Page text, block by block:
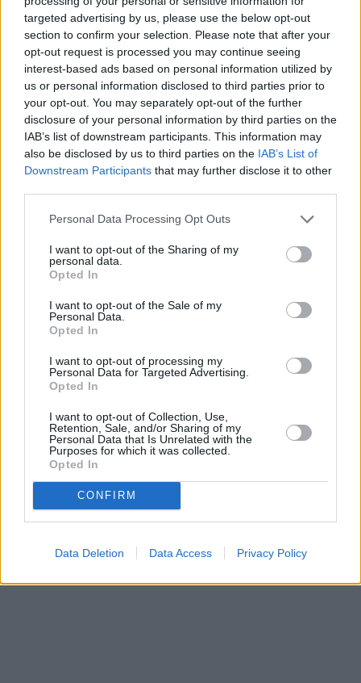
targeted advertising by us, please use the below opt-out
section to confirm your selection. Please note that after your
opt-out request is processed you may continue seeing
interest-based ads based on personal information utilized by
us or personal information disclosed to third parties prior to
your opt-out. You may separately opt-out of the further
disclosure of your personal information by third parties on the
IAB’s list of downstream participants. This information may
also be disclosed by us to third parties on the IAB’s List of
Downstream Participants that may further disclose it to other
Personal Data Processing Opt Outs
I want to opt-out of the Sharing of my
personal data.
Opted In
I want to opt-out of the Sale of my
Personal Data.
Opted In
I want to opt-out of processing my
Personal Data for Targeted Advertising.
Opted In
I want to opt-out of Collection, Use,
Retention, Sale, and/or Sharing of my
Personal Data that Is Unrelated with the
Purposes for which it was collected.
Opted In
CONFIRM
Data Deletion Data Access Privacy Policy
Jetzt den fertigen Zopf mittig in den Ofen schieben und ca.
40-45 Minuten backen (Stäbchenprobe machen) . Nach ca.
20 Minuten bitte nachschauen ob der Zopf eventuell zu
dunkel wird. Sollte dies der Fall sein, den Zopf einfach mit
einem Stück Alufolie abdecken. Erst vor dem Servieren den
Zopf mit Staubzucker bestreuen, da der Zopf diesen schnell
aufsaugt.
Anstelle von Ribisel schmeckt der Topfen-Zopf zum Beispiel
auch mit Kirschen.
Rezept teilen